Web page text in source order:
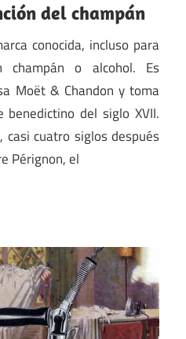
del champán
conocida, incluso para
champán o alcohol. Es
Moët & Chandon y toma
del siglo XVII.
cuatro siglos después
Pérignon, el